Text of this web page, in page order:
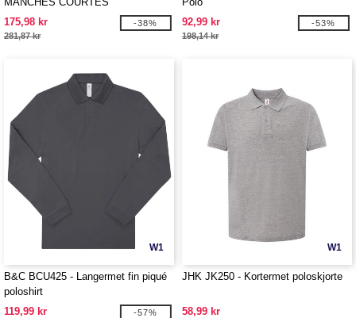
175,98 kr
281,87 kr
-38%
92,99 kr
198,14 kr
-53%
W1
B&C BCU425 - Langermet fin piqué
poloshirt
119,99 kr
-57%
W1
JHK JK250 - Kortermet poloskjorte
58,99 kr